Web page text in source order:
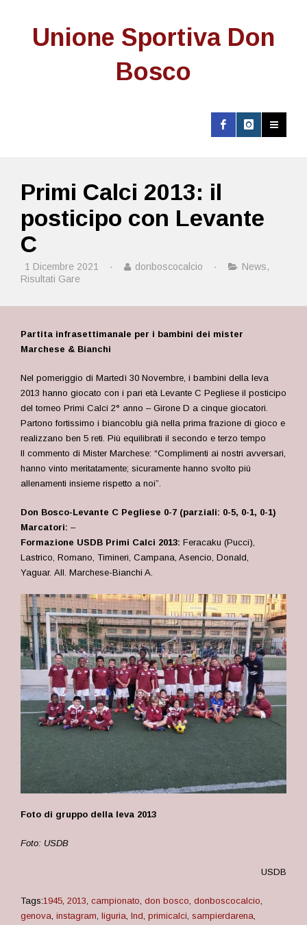
Unione Sportiva Don
Bosco
Primi Calci 2013: il
posticipo con Levante
C
1 Dicembre 2021 · donboscocalcio · News,
Risultati Gare
Partita infrasettimanale per i bambini dei mister
Marchese & Bianchi
Nel pomeriggio di Martedì 30 Novembre, i bambini della leva
2013 hanno giocato con i pari età Levante C Pegliese il posticipo
del torneo Primi Calci 2° anno – Girone D a cinque giocatori.
Partono fortissimo i biancoblu già nella prima frazione di gioco e
realizzano ben 5 reti. Più equilibrati il secondo e terzo tempo
Il commento di Mister Marchese: “Complimenti ai nostri avversari,
hanno vinto meritatamente; sicuramente hanno svolto più
allenamenti insieme rispetto a noi”.
Don Bosco-Levante C Pegliese 0-7 (parziali: 0-5, 0-1, 0-1)
Marcatori: –
Formazione USDB Primi Calci 2013: Feracaku (Pucci),
Lastrico, Romano, Timineri, Campana, Asencio, Donald,
Yaguar. All. Marchese-Bianchi A.
Foto di gruppo della leva 2013
Foto: USDB
USDB
Tags:1945, 2013, campionato, don bosco, donboscocalcio,
genova, instagram, liguria, lnd, primicalci, sampierdarena,